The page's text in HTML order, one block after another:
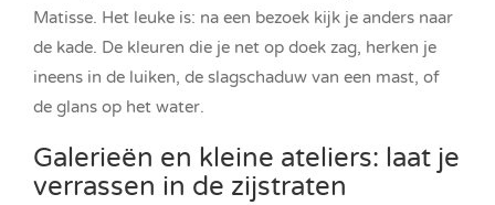
Matisse. Het leuke is: na een bezoek kijk je anders naar
de kade. De kleuren die je net op doek zag, herken je
ineens in de luiken, de slagschaduw van een mast, of
de glans op het water.
Galerieën en kleine ateliers: laat je
verrassen in de zijstraten